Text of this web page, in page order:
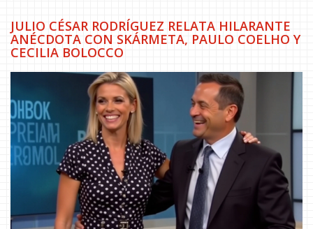
JULIO CÉSAR RODRÍGUEZ RELATA HILARANTE
ANÉCDOTA CON SKÁRMETA, PAULO COELHO Y
CECILIA BOLOCCO